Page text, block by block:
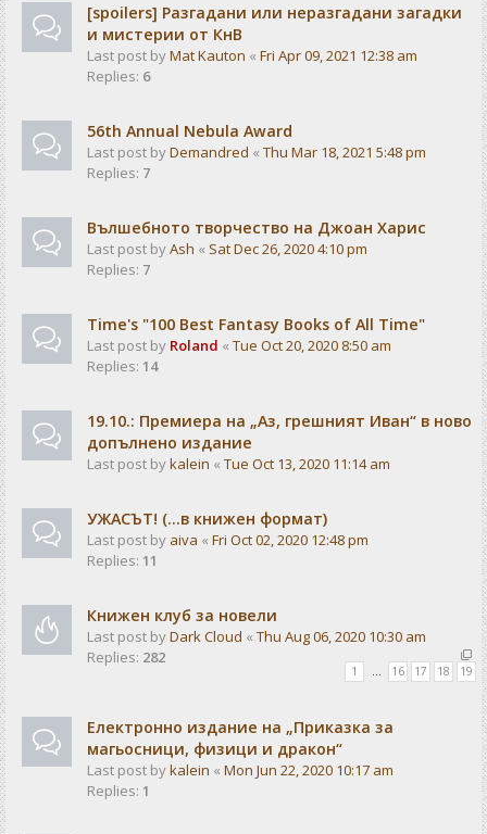
[spoilers] Разгадани или неразгадани загадки
и мистерии от КнВ
Last post byMat Kauton « Fri Apr 09, 2021 12:38 am
Replies: 6
56th Annual Nebula Award
Last post byDemandred « Thu Mar 18, 2021 5:48 pm
Replies: 7
Вълшебното творчество на Джоан Харис
Last post byAsh « Sat Dec 26, 2020 4:10 pm
Replies: 7
Time's "100 Best Fantasy Books of All Time"
Last post by Roland « Tue Oct 20, 2020 8:50 am
Replies: 14
19.10.: Премиера на „Аз, грешният Иван“ в ново
допълнено издание
Last post bykalein « Tue Oct 13, 2020 11:14 am
УЖАСЪТ! (...в книжен формат)
Last post by aiva « Fri Oct 02, 2020 12:48 pm
Replies: 11
Книжен клуб за новели
Last post byDark Cloud « Thu Aug 06, 2020 10:30 am
Replies: 282
1 … 16 17 18 19
Електронно издание на „Приказка за
магьосници, физици и дракон“
Last post bykalein « Mon Jun 22, 2020 10:17 am
Replies: 1